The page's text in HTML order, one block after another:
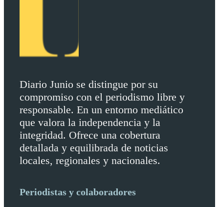
Diario Junio se distingue por su
compromiso con el periodismo libre y
responsable. En un entorno mediático
que valora la independencia y la
integridad. Ofrece una cobertura
detallada y equilibrada de noticias
locales, regionales y nacionales.
Periodistas y colaboradores